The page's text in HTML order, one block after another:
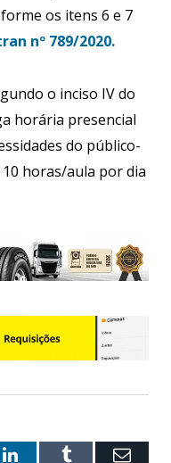
os itens 6 e 7
nº 789/2020.
o inciso IV do
horária presencial
do público-
horas/aula por dia
LinkedInTumblr